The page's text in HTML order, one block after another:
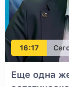
16:17
Еще одна